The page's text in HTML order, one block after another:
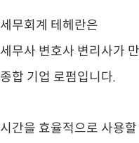
세무회계 테헤란은
세무사 변호사 변리사가
종합 기업 로펌입니다.
시간을 효율적으로 사용